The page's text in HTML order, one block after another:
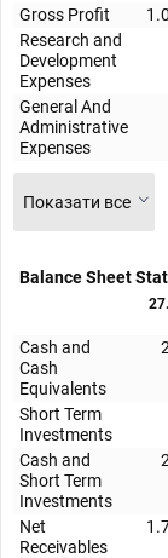
Gross Profit
Research and
Development
Expenses
General And
Administrative
Expenses
Показати все
Balance Sheet
Cash and
Cash
Equivalents
Short Term
Investments
Cash and
Short Term
Investments
Net
Receivables